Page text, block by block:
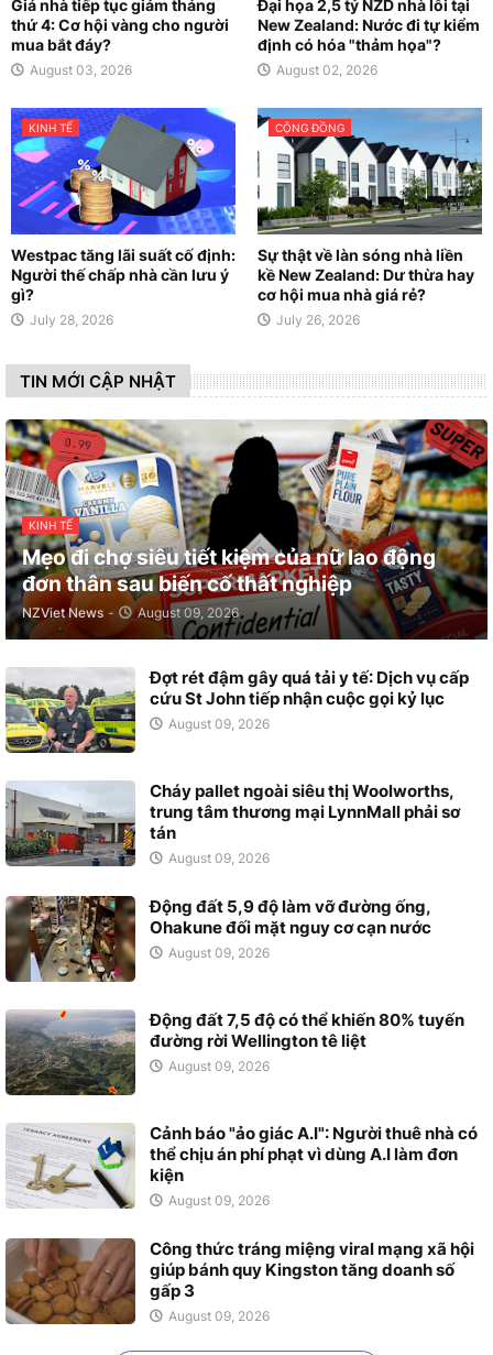
Giá nhà tiếp tục giảm tháng
thứ 4: Cơ hội vàng cho người
mua bắt đáy?
August 03, 2026
Đại họa 2,5 tỷ NZD nhà lỗi tại
New Zealand: Nước đi tự kiểm
định có hóa "thảm họa"?
August 02, 2026
KINH TẾ
Westpac tăng lãi suất cố định:
Người thế chấp nhà cần lưu ý
gì?
July 28, 2026
CỘNG ĐỒNG
Sự thật về làn sóng nhà liền
kề New Zealand: Dư thừa hay
cơ hội mua nhà giá rẻ?
July 26, 2026
TIN MỚI CẬP NHẬT
KINH TẾ
Mẹo đi chợ siêu tiết kiệm của nữ lao động
đơn thân sau biến cố thất nghiệp
NZViet News - August 09, 2026
Đợt rét đậm gây quá tải y tế: Dịch vụ cấp
cứu St John tiếp nhận cuộc gọi kỷ lục
August 09, 2026
Cháy pallet ngoài siêu thị Woolworths,
trung tâm thương mại LynnMall phải sơ
tán
August 09, 2026
Động đất 5,9 độ làm vỡ đường ống,
Ohakune đối mặt nguy cơ cạn nước
August 09, 2026
Động đất 7,5 độ có thể khiến 80% tuyến
đường rời Wellington tê liệt
August 09, 2026
Cảnh báo "ảo giác A.I": Người thuê nhà có
thể chịu án phí phạt vì dùng A.I làm đơn
kiện
August 09, 2026
Công thức tráng miệng viral mạng xã hội
giúp bánh quy Kingston tăng doanh số
gấp 3
August 09, 2026